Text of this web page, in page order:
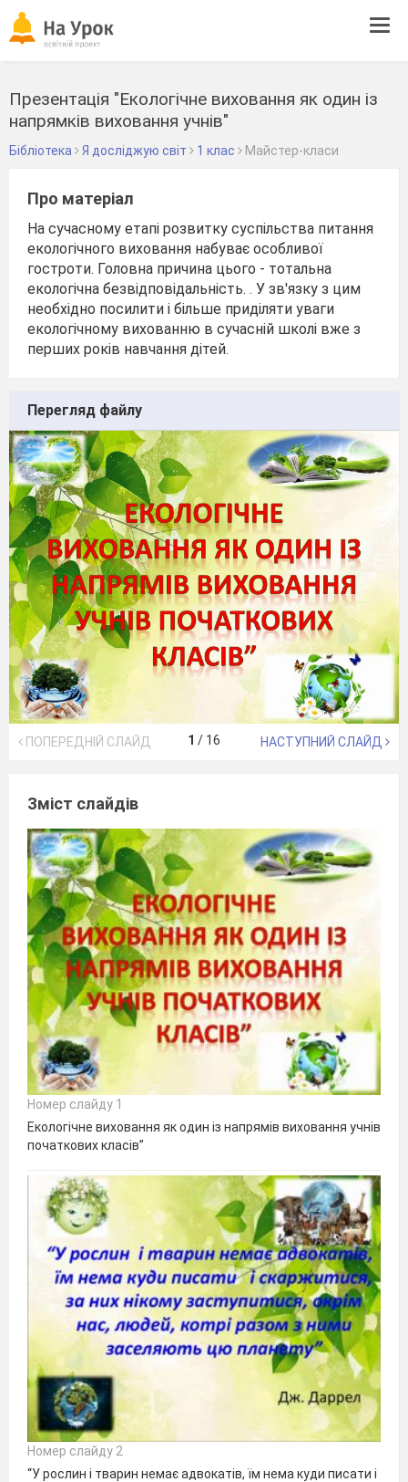
Презентація "Екологічне виховання як один із
напрямків виховання учнів"
Бібліотека Я досліджую світ 1 клас Майстер-класи
Про матеріал
На сучасному етапі розвитку суспільства питання
екологічного виховання набуває особливої
гостроти. Головна причина цього - тотальна
екологічна безвідповідальність. . У зв'язку з цим
необхідно посилити і більше приділяти уваги
екологічному вихованню в сучасній школі вже з
перших років навчання дітей.
Перегляд файлу
ПОПЕРЕДНІЙ СЛАЙД 1 / 16 НАСТУПНИЙ СЛАЙД
Зміст слайдів
Номер слайду 1
Екологічне виховання як один із напрямів виховання учнів
початкових класів”
Номер слайду 2
“У рослин і тварин немає адвокатів, їм нема куди писати і